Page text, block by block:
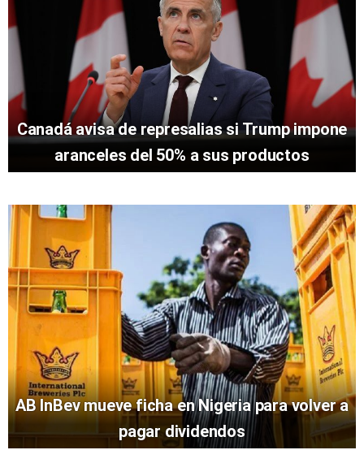
Canadá avisa de represalias si Trump impone
aranceles del 50% a sus productos
AB InBev mueve ficha en Nigeria para volver a
pagar dividendos